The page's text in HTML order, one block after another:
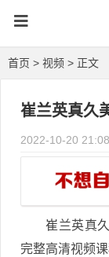
首页 > 视频 > 正文
崔兰英真久
2022-10-20
崔兰英真
完整高清视频